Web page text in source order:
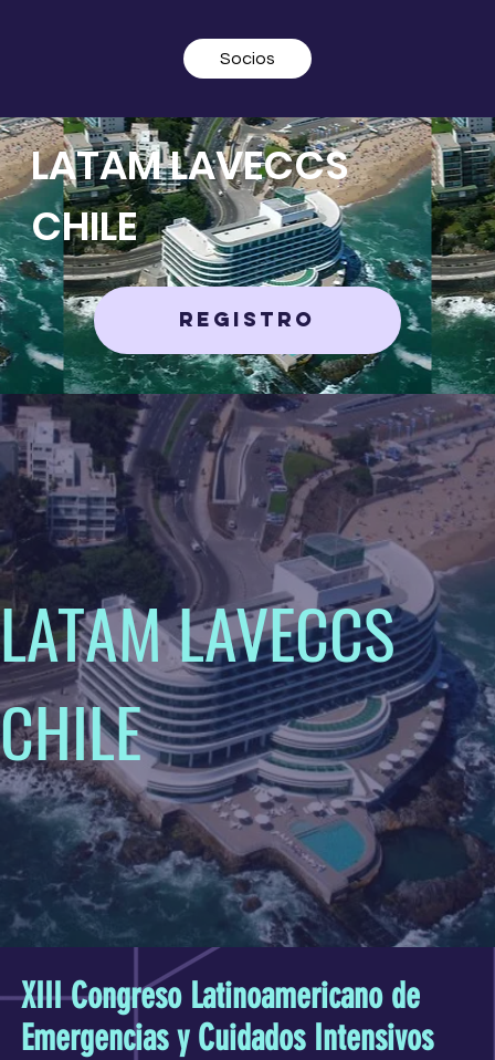
Socios
REGISTRO
LATAM LAVECCS
CHILE
LATAM LAVECCS
CHILE
XIII Congreso Latinoamericano de
Emergencias y Cuidados Intensivos